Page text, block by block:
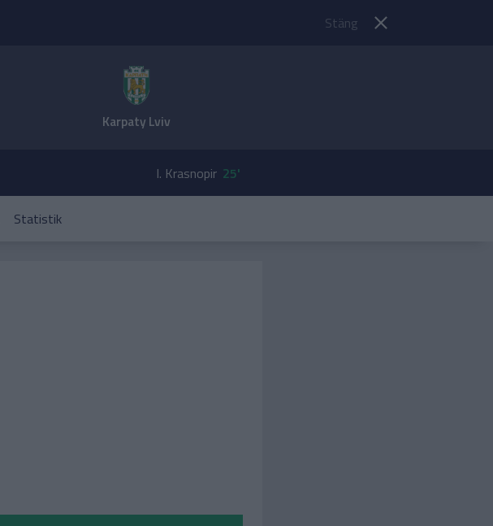
Stäng
Karpaty Lviv
I. Krasnopir 25'
Statistik